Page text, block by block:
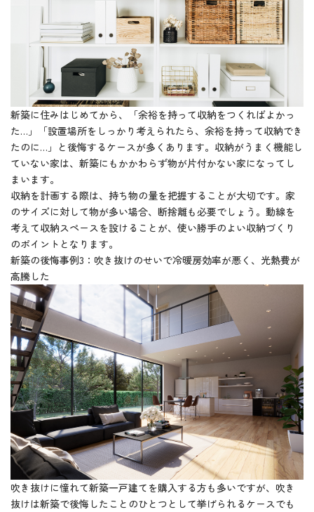
新築に住みはじめてから、「余裕を持って収納をつくればよかっ
た…」「設置場所をしっかり考えられたら、余裕を持って収納でき
たのに…」と後悔するケースが多くあります。収納がうまく機能し
ていない家は、新築にもかかわらず物が片付かない家になってし
まいます。
収納を計画する際は、持ち物の量を把握することが大切です。家
のサイズに対して物が多い場合、断捨離も必要でしょう。動線を
考えて収納スペースを設けることが、使い勝手のよい収納づくり
のポイントとなります。
新築の後悔事例3：吹き抜けのせいで冷暖房効率が悪く、光熱費が
高騰した
吹き抜けに憧れて新築一戸建てを購入する方も多いですが、吹き
抜けは新築で後悔したことのひとつとして挙げられるケースでも